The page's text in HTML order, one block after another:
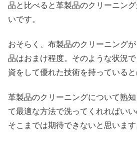
品と比べると革製品のクリーニン
いです。
おそらく、布製品のクリーニング
品はおまけ程度。そのような状況
資をして優れた技術を持っていると
革製品のクリーニングについて熟
て最適な方法で洗ってくれればい
そこまでは期待できないと思います